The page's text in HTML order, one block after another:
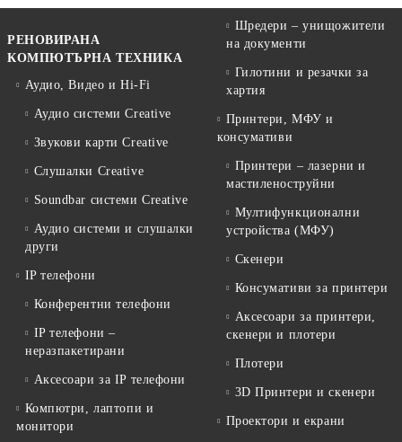
РЕНОВИРАНА
КОМПЮТЪРНА ТЕХНИКА
Аудио, Видео и Hi-Fi
Аудио системи Creative
Звукови карти Creative
Слушалки Creative
Soundbar системи Creative
Аудио системи и слушалки
други
IP телефони
Конферентни телефони
IP телефони –
неразпакетирани
Аксесоари за IP телефони
Компютри, лаптопи и
монитори
Шредери – унищожители
на документи
Гилотини и резачки за
хартия
Принтери, МФУ и
консумативи
Принтери – лазерни и
мастиленоструйни
Мултифункционални
устройства (МФУ)
Скенери
Консумативи за принтери
Аксесоари за принтери,
скенери и плотери
Плотери
3D Принтери и скенери
Проектори и екрани